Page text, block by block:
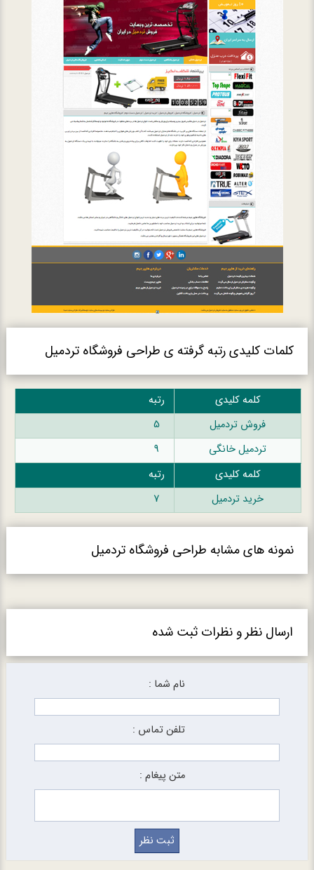
کلمات کلیدی رتبه گرفته ی طراحی فروشگاه تردمیل
کلمه کلیدی
رتبه
فروش تردمیل
5
تردمیل خانگی
9
کلمه کلیدی
رتبه
خرید تردمیل
7
نمونه های مشابه طراحی فروشگاه تردمیل
ارسال نظر و نظرات ثبت شده
نام شما :
تلفن تماس :
متن پیغام :